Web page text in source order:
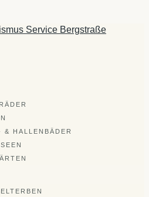
& HALLENBÄDER